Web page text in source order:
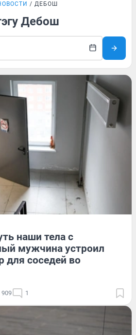
ДЕБОШ
Дебош
наши тела с
мужчина устроил
для соседей во
909 1